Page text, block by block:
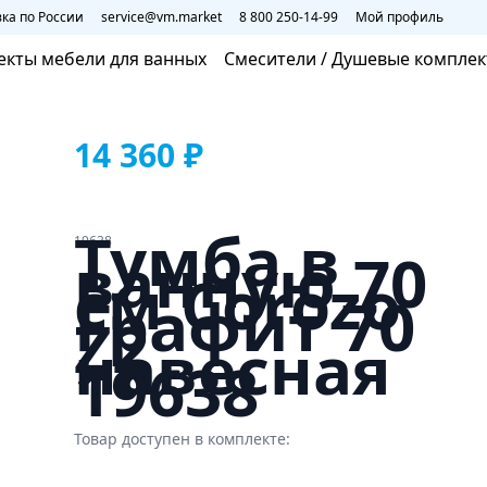
по России service@vm.market 8 800 250-14-99 Мой профиль
мебели для ванных Смесители / Душевые
14 360 ₽
19638
Тумба в
ванную 70
см Corozo
Графит 70
Z2
навесная
19638
Товар доступен в комплекте: